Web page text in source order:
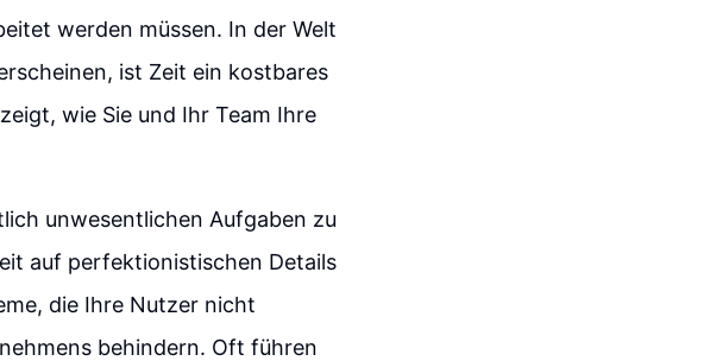
werden müssen. In der Welt
ist Zeit ein kostbares
wie Sie und Ihr Team Ihre
unwesentlichen Aufgaben zu
auf perfektionistischen Details
die Ihre Nutzer nicht
behindern. Oft führen